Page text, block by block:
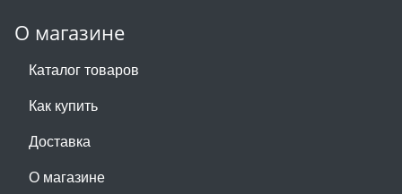
О магазине
Каталог товаров
Как купить
Доставка
О магазине